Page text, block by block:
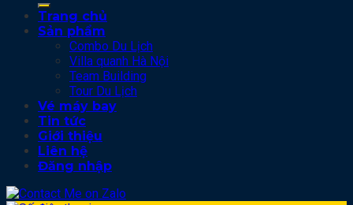
Trang chủ
Sản phẩm
Combo Du Lịch
Villa quanh Hà Nội
Team Building
Tour Du Lịch
Vé máy bay
Tin tức
Giới thiệu
Liên hệ
Đăng nhập